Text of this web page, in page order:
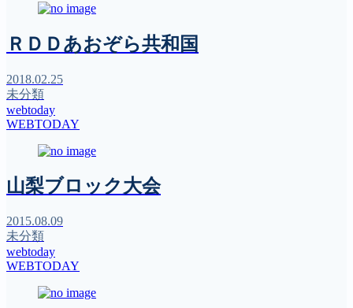
ＲＤＤあおぞら共和国
2018.02.25
未分類
webtoday
WEBTODAY
山梨ブロック大会
2015.08.09
未分類
webtoday
WEBTODAY